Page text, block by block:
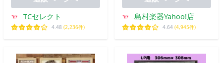
TCセレクト
4.48 (2,236件)
島村楽器Yahoo!店
4.64 (4,945件)